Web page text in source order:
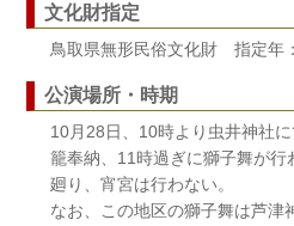
文化財指定
鳥取県無形民俗文化財 指定年
公演場所・時期
10月28日、10時より虫井神社
籠奉納、11時過ぎに獅子舞が
廻り、宵宮は行わない。
なお、この地区の獅子舞は芦津